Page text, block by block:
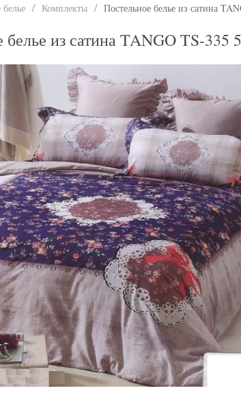
Комплекты Постельное белье из сатина
белье из сатина TANGO TS-335